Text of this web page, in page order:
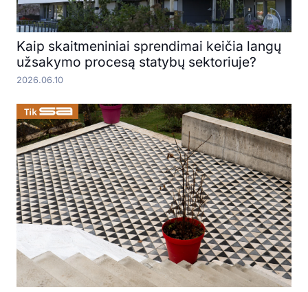
Kaip skaitmeniniai sprendimai keičia langų
užsakymo procesą statybų sektoriuje?
2026.06.10